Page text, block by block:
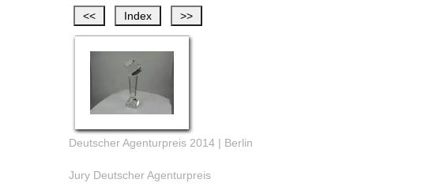
Deutscher Agenturpreis 2014 | Berlin
Jury Deutscher Agenturpreis